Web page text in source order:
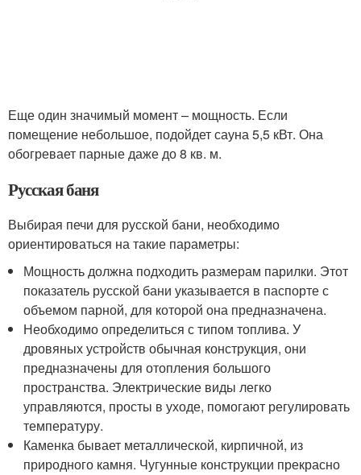
Еще один значимый момент – мощность. Если
помещение небольшое, подойдет сауна 5,5 кВт. Она
обогревает парные даже до 8 кв. м.
Русская баня
Выбирая печи для русской бани, необходимо
ориентироваться на такие параметры:
Мощность должна подходить размерам парилки. Этот
показатель русской бани указывается в паспорте с
объемом парной, для которой она предназначена.
Необходимо определиться с типом топлива. У
дровяных устройств обычная конструкция, они
предназначены для отопления большого
пространства. Электрические виды легко
управляются, просты в уходе, помогают регулировать
температуру.
Каменка бывает металлической, кирпичной, из
природного камня. Чугунные конструкции прекрасно